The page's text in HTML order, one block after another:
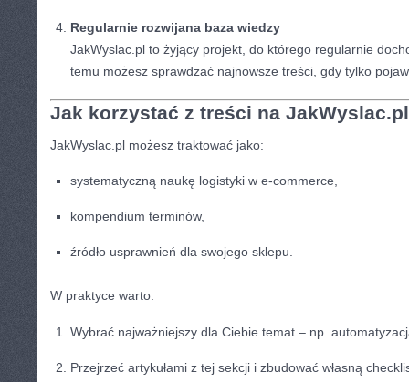
Regularnie rozwijana baza wiedzy
JakWyslac.pl to żyjący projekt, do którego regularnie
temu możesz sprawdzać najnowsze treści, gdy tylko
Jak korzystać z treści na
JakWyslac.pl możesz traktować jako:
systematyczną naukę logistyki w e-commerce,
kompendium terminów,
źródło usprawnień dla swojego sklepu.
W praktyce warto:
Wybrać najważniejszy dla Ciebie temat – np.
Przejrzeć artykułami z tej sekcji i zbudować własną